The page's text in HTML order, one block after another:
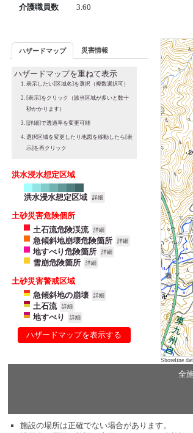
介護職員数 3.60
ハザードマップ 災害情報
ハザードマップを重ねて表示
表示したい[区域名]を選択（複数選択可）
[表示]をクリック（該当区域が多いと数十
秒かかります）
[詳細]で透過率を変更可能
選択区域を変更したり地図を移動したら[表
示]を再クリック
洪水浸水想定区域
洪水浸水想定区域 詳細
土砂災害危険個所
土石流危険渓流
詳細
急傾斜地崩壊危険箇所 詳細
地すべり危険箇所 詳細
雪崩危険箇所 詳細
土砂災害警戒区域
急傾斜地の崩壊
詳細
土石流 詳細
地すべり 詳細
ハザードマップを表示する
Shoreline
全
施設の場所は正確でない場合があります。